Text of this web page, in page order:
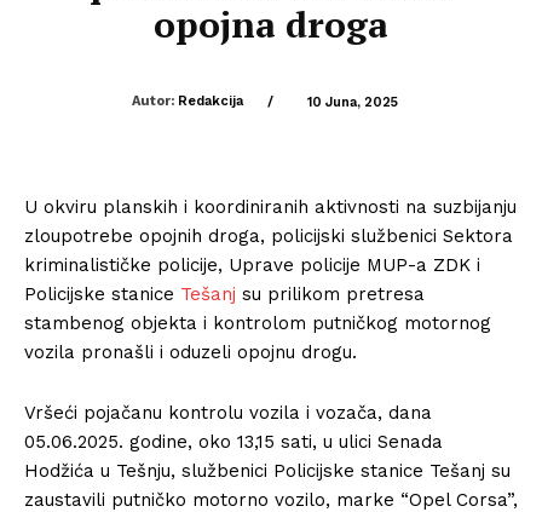
opojna droga
Autor: Redakcija / 10 Juna, 2025
U okviru planskih i koordiniranih aktivnosti na suzbijanju
zloupotrebe opojnih droga, policijski službenici Sektora
kriminalističke policije, Uprave policije MUP-a ZDK i
Policijske stanice Tešanj su prilikom pretresa
stambenog objekta i kontrolom putničkog motornog
vozila pronašli i oduzeli opojnu drogu.
Vršeći pojačanu kontrolu vozila i vozača, dana
05.06.2025. godine, oko 13,15 sati, u ulici Senada
Hodžića u Tešnju, službenici Policijske stanice Tešanj su
zaustavili putničko motorno vozilo, marke “Opel Corsa”,